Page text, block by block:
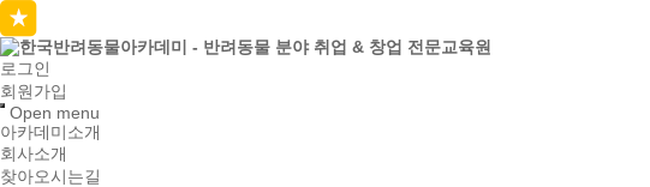
로그인
회원가입
Open menu
아카데미소개
회사소개
찾아오시는길